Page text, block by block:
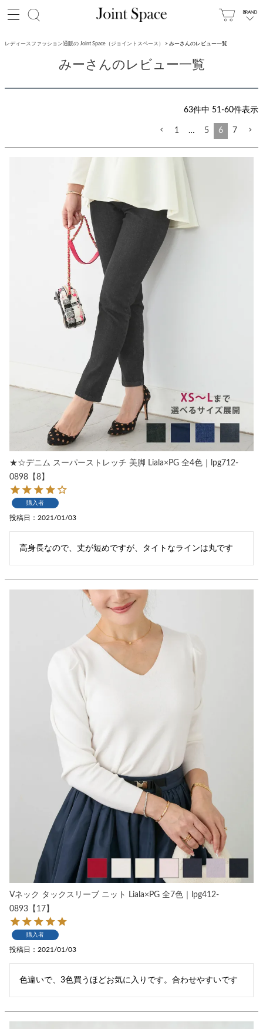
レディースファッション通販の Joint Space（ジョイントスペース） みーさんのレビュー一覧
みーさんのレビュー一覧
63件中 51-60件表示
1 … 5 6 7
★☆デニム スーパーストレッチ 美脚 Liala×PG 全4色｜lpg712-
0898【8】
購入者
投稿日 2021/01/03
高身長なので、丈が短めですが、タイトなラインは丸です
Vネック タックスリーブ ニット Liala×PG 全7色｜lpg412-
0893【17】
購入者
投稿日 2021/01/03
色違いで、3色買うほどお気に入りです。合わせやすいです